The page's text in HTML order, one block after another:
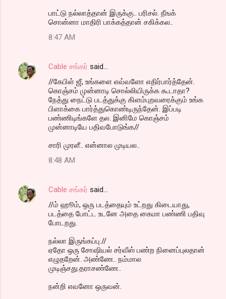
பாட்டு நல்லாத்தான் இருக்கு.. பரிசல். நீஙக்
சொன்னா மாதிரி பாக்கத்தான் சகிக்கல..
8:47 AM
Cable சங்கர் said…
//கேபிள் ஜீ, உங்களை எவ்வளோ எதிர்பார்த்தேன்.
கொஞ்சம் முன்னாடி சொல்லியிருக்க கூடாதா?
நேத்து நைட்டு படத்துக்கு கிளம்புறவரைக்கும் உங்க
பிளாக்கை பார்த்துகொண்டிருந்தேன். இப்படி
பண்ணிடிங்களே தல. இனிமே கொஞ்சம்
முன்னாடியே பதிவபோடுங்க//
சாரி முரளீ.. என்னால முடியல..
8:48 AM
Cable சங்கர் said…
//ம் ஹூம், ஒரு படத்தையும் உட்றது கிடையாது,
படத்தை போட்ட உடனே அதை கைமா பண்ணி பதிவு
போடறது.
நல்லா இருங்கப்பு.//
ஏதோ ஒரு சோஷியல் சர்வீஸ் பண்ற நினைப்புலதான்
எழுதறேன். அண்ணே.. நம்மால
முடிஞ்சது.தராசண்ணே..
நன்றி எவனோ ஒருவன்.